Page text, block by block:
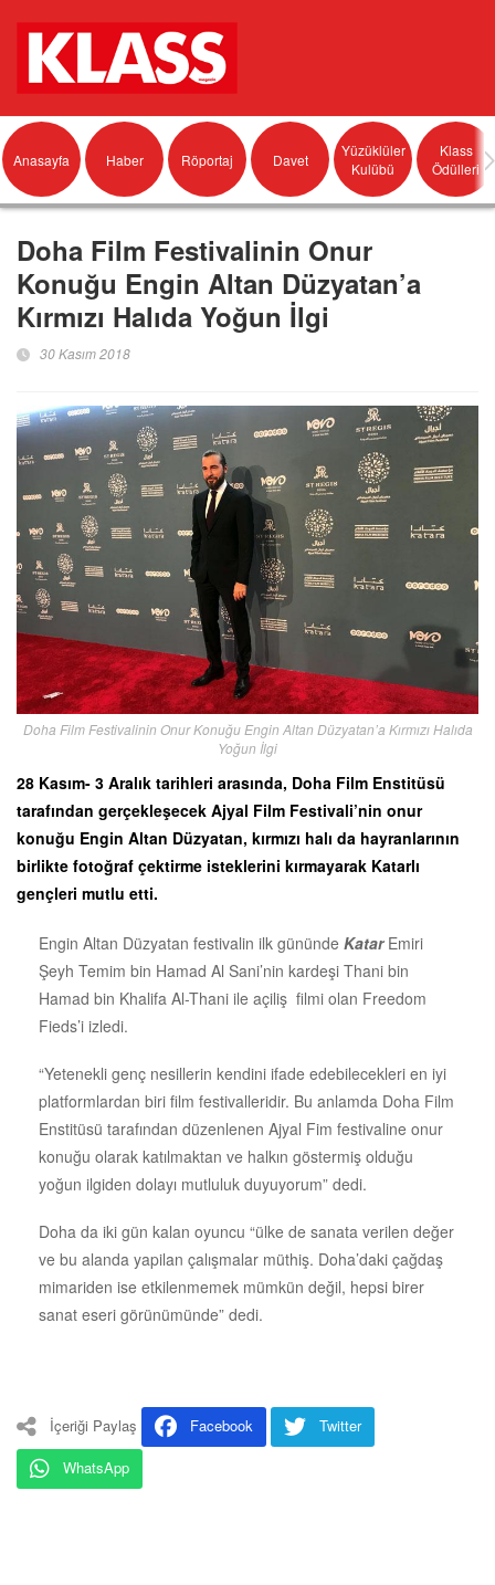
Anasayfa Haber Röportaj Davet
Yüzüklüler
Kulübü
Klass
Ödülleri
Doha Film Festivalinin Onur
Konuğu Engin Altan Düzyatan’a
Kırmızı Halıda Yoğun İlgi
30 Kasım 2018
Doha Film Festivalinin Onur Konuğu Engin Altan Düzyatan’a Kırmızı Halıda
Yoğun İlgi
28 Kasım- 3 Aralık tarihleri arasında, Doha Film Enstitüsü
tarafından gerçekleşecek Ajyal Film Festivali’nin onur
konuğu Engin Altan Düzyatan, kırmızı halı da hayranlarının
birlikte fotoğraf çektirme isteklerini kırmayarak Katarlı
gençleri mutlu etti.
Engin Altan Düzyatan festivalin ilk gününde KatarEmiri
Şeyh Temim bin Hamad Al Sani’nin kardeşi Thani bin
Hamad bin Khalifa Al-Thani ile açiliş filmi olan Freedom
Fieds’i izledi.
“Yetenekli genç nesillerin kendini ifade edebilecekleri en iyi
platformlardan biri film festivalleridir. Bu anlamda Doha Film
Enstitüsü tarafından düzenlenen Ajyal Fim festivaline onur
konuğu olarak katılmaktan ve halkın göstermiş olduğu
yoğun ilgiden dolayı mutluluk duyuyorum” dedi.
Doha da iki gün kalan oyuncu “ülke de sanata verilen değer
ve bu alanda yapilan çalışmalar müthiş. Doha’daki çağdaş
mimariden ise etkilenmemek mümkün değil, hepsi birer
sanat eseri görünümünde” dedi.
İçeriği Paylaş Facebook
Twitter
WhatsApp